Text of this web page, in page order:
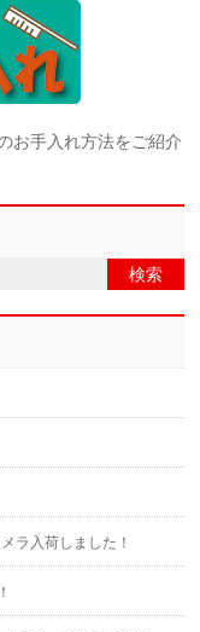
お手入れ方法をご紹介
ラ入荷しました！